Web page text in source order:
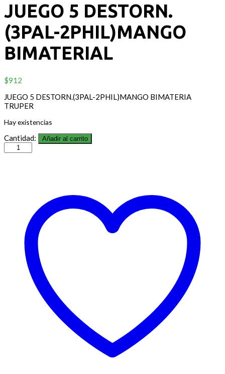
JUEGO 5 DESTORN.
(3PAL-2PHIL)MANGO
BIMATERIAL
$912
JUEGO 5 DESTORN.(3PAL-2PHIL)MANGO BIMATERIA
TRUPER
Hay existencias
Cantidad: Añadir al carrito